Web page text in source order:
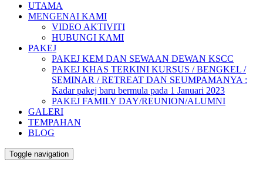
UTAMA
MENGENAI KAMI
VIDEO AKTIVITI
HUBUNGI KAMI
PAKEJ
PAKEJ KEM DAN SEWAAN DEWAN KSCC
PAKEJ KHAS TERKINI KURSUS / BENGKEL /
SEMINAR / RETREAT DAN SEUMPAMANYA :
Kadar pakej baru bermula pada 1 Januari 2023
PAKEJ FAMILY DAY/REUNION/ALUMNI
GALERI
TEMPAHAN
BLOG
Toggle navigation